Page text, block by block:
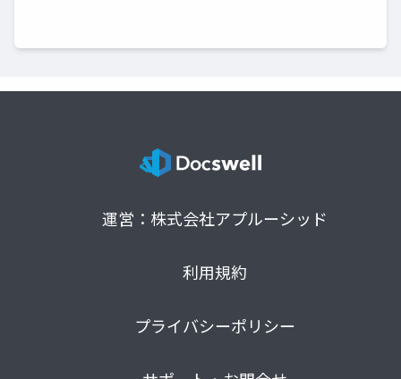
運営：株式会社アプルーシッド
利用規約
プライバシーポリシー